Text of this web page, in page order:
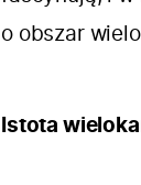
o obszar
Istota